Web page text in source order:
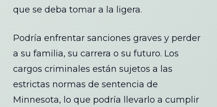
que se deba tomar a la ligera.
Podría enfrentar sanciones graves y perder
a su familia, su carrera o su futuro. Los
cargos criminales están sujetos a las
estrictas normas de sentencia de
Minnesota, lo que podría llevarlo a cumplir